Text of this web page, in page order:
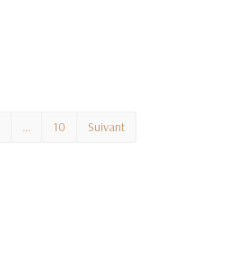
… 10 Suivant